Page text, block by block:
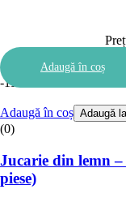
Adaugă în coș
-11%
Adaugă în coș Adaugă
(0)
Jucarie din lemn
piese)